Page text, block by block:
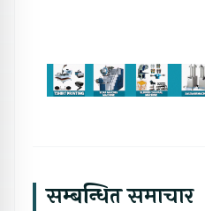
सम्बन्धित समाचार